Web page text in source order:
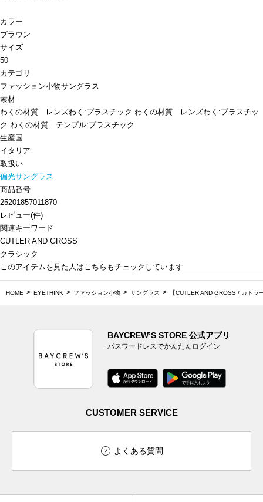
カラー
ブラウン
サイズ
50
カテゴリ
ファッション小物サングラス
素材
わくの材質 レンズわく:プラスチック わくの材質 レンズわく:プラスチッ
ク わくの材質 テンプル:プラスチック
生産国
イタリア
取扱い
偏光サングラス
商品番号
25201857011870
レビュー(件)
関連キーワード
CUTLER AND GROSS
クラシック
このアイテムを見た人はこちらもチェックしています
HOME EYETHINK ファッション小物 サングラス 【CUTLER AND GROSS / カト
BAYCREW’S STORE 公式アプリ
パスワードレスでかんたんログイン
CUSTOMER SERVICE
よくある質問